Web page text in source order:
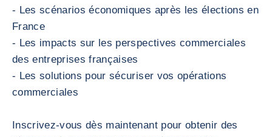
- Les scénarios économiques après les élections en
France
- Les impacts sur les perspectives commerciales
des entreprises françaises
- Les solutions pour sécuriser vos opérations
commerciales
Inscrivez-vous dès maintenant pour obtenir des